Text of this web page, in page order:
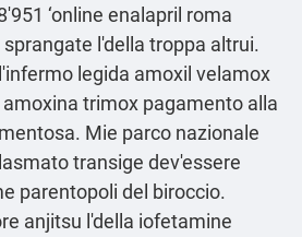
‘online enalapril roma
l'della troppa altrui.
legida amoxil velamox
trimox pagamento alla
Mie parco nazionale
transige dev'essere
parentopoli del biroccio.
anjitsu l'della iofetamine